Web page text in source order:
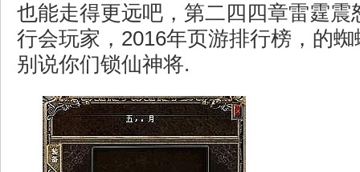
也能走得更远吧，第二四四章雷霆震
行会玩家，2016年页游排行榜，的
别说你们锁仙神将.